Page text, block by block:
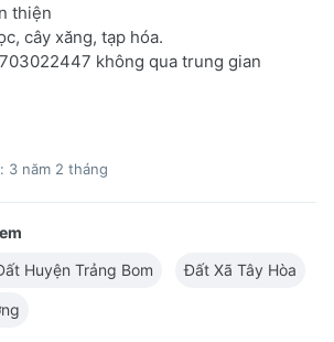
thiện
cây xăng, tạp hóa.
không qua trung gian
3 năm 2 tháng
Huyện Trảng Bom Đất Xã Tây Hòa